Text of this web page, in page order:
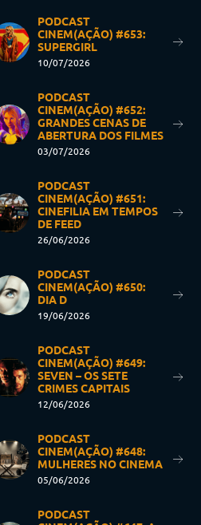
PODCAST
CINEM(AÇÃO) #653:
SUPERGIRL
10/07/2026
PODCAST
CINEM(AÇÃO) #652:
GRANDES CENAS DE
ABERTURA DOS FILMES
03/07/2026
PODCAST
CINEM(AÇÃO) #651:
CINEFILIA EM TEMPOS
DE FEED
26/06/2026
PODCAST
CINEM(AÇÃO) #650:
DIA D
19/06/2026
PODCAST
CINEM(AÇÃO) #649:
SEVEN – OS SETE
CRIMES CAPITAIS
12/06/2026
PODCAST
CINEM(AÇÃO) #648:
MULHERES NO CINEMA
05/06/2026
PODCAST